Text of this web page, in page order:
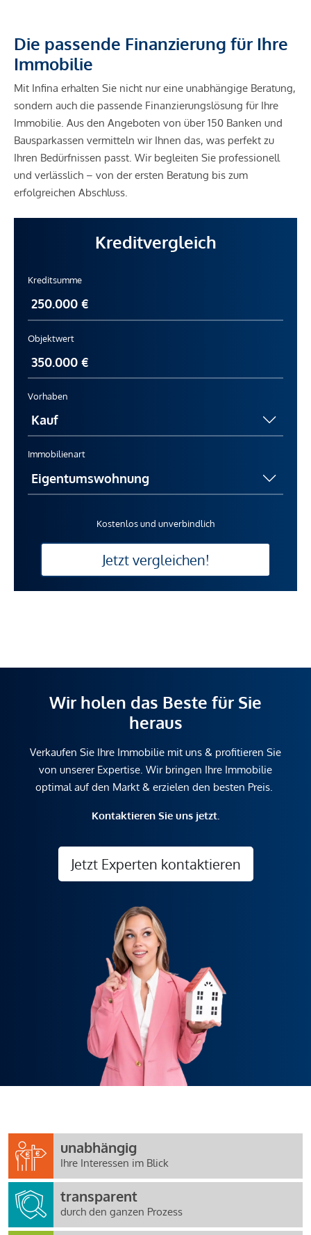
Geldautomat <500m
Bank <500m
Post <500m
Polizei <1.000m
Verkehr
Bus <500m
U-Bahn <500m
Straßenbahn <500m
Autobahnanschluss <1.500m
Angaben Entfernung Luftlinie / Quelle: OpenStreetMap
*Der Vertrag kommt nicht mit der INFINA Credit Broker
GmbH zustande. Das Objekt wird von einem externen
Immobilienunternehmen angeboten. Allfällige aus dem
unverbindliche Vorabinformationen sind und daher ohne
Die passende Finanzierung für Ihre
Immobilie
Mit Infina erhalten Sie nicht nur eine unabhängige Beratung,
sondern auch die passende Finanzierungslösung für Ihre
Immobilie. Aus den Angeboten von über 150 Banken und
Bausparkassen vermitteln wir Ihnen das, was perfekt zu
Ihren Bedürfnissen passt. Wir begleiten Sie professionell
und verlässlich – von der ersten Beratung bis zum
erfolgreichen Abschluss.
Kreditvergleich
Kreditsumme
Objektwert
Vorhaben
Immobilienart
Kostenlos und unverbindlich
Jetzt vergleichen!
Wir holen das Beste für Sie
heraus
Verkaufen Sie Ihre Immobilie mit uns & profitieren Sie
von unserer Expertise. Wir bringen Ihre Immobilie
optimal auf den Markt & erzielen den besten Preis.
Kontaktieren Sie uns jetzt.
Jetzt Experten kontaktieren
unabhängig
Ihre Interessen im Blick
transparent
durch den ganzen Prozess